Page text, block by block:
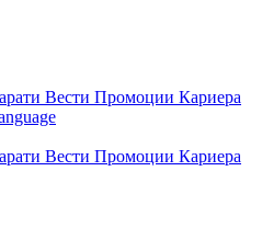
Вести Промоции Кариера
Вести Промоции Кариера